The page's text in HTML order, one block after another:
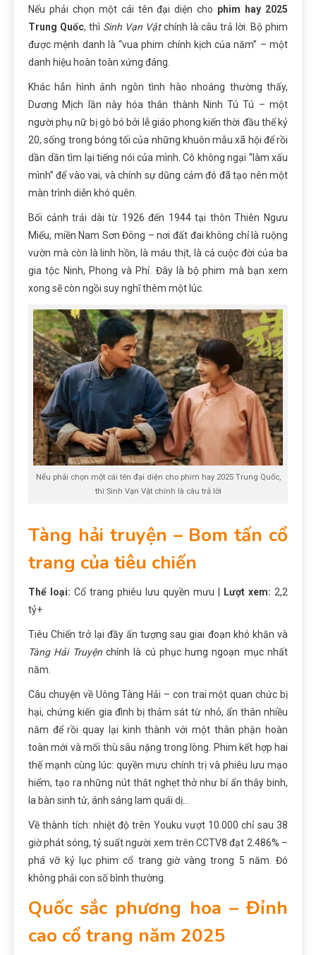
Nếu phải chọn một cái tên đại diện cho phim hay 2025
Trung Quốc, thì Sinh Vạn Vậtchính là câu trả lời. Bộ phim
được mệnh danh là “vua phim chính kịch của năm” – một
danh hiệu hoàn toàn xứng đáng.
Khác hẳn hình ảnh ngôn tình hào nhoáng thường thấy,
Dương Mịch lần này hóa thân thành Ninh Tú Tú – một
người phụ nữ bị gò bó bởi lễ giáo phong kiến thời đầu thế kỷ
20, sống trong bóng tối của những khuôn mẫu xã hội để rồi
dần dần tìm lại tiếng nói của mình. Cô không ngại “làm xấu
mình” để vào vai, và chính sự dũng cảm đó đã tạo nên một
màn trình diễn khó quên.
Bối cảnh trải dài từ 1926 đến 1944 tại thôn Thiên Ngưu
Miếu, miền Nam Sơn Đông – nơi đất đai không chỉ là ruộng
vườn mà còn là linh hồn, là máu thịt, là cả cuộc đời của ba
gia tộc Ninh, Phong và Phí. Đây là bộ phim mà bạn xem
xong sẽ còn ngồi suy nghĩ thêm một lúc.
Nếu phải chọn một cái tên đại diện cho phim hay 2025 Trung Quốc,
thì Sinh Vạn Vật chính là câu trả lời
Tàng hải truyện – Bom tấn cổ
trang của tiêu chiến
Thể loại: Cổ trang phiêu lưu quyền mưu | Lượt xem: 2,2
tỷ+
Tiêu Chiến trở lại đầy ấn tượng sau giai đoạn khó khăn và
Tàng Hải Truyệnchính là cú phục hưng ngoạn mục nhất
năm.
Câu chuyện về Uông Tàng Hải – con trai một quan chức bị
hại, chứng kiến gia đình bị thảm sát từ nhỏ, ẩn thân nhiều
năm để rồi quay lại kinh thành với một thân phận hoàn
toàn mới và mối thù sâu nặng trong lòng. Phim kết hợp hai
thế mạnh cùng lúc: quyền mưu chính trị và phiêu lưu mạo
hiểm, tạo ra những nút thắt nghẹt thở như bí ẩn thây binh,
la bàn sinh tử, ánh sáng lam quái dị…
Về thành tích: nhiệt độ trên Youku vượt 10.000 chỉ sau 38
giờ phát sóng, tỷ suất người xem trên CCTV8 đạt 2.486% –
phá vỡ kỷ lục phim cổ trang giờ vàng trong 5 năm. Đó
không phải con số bình thường.
Quốc sắc phương hoa – Đỉnh
cao cổ trang năm 2025